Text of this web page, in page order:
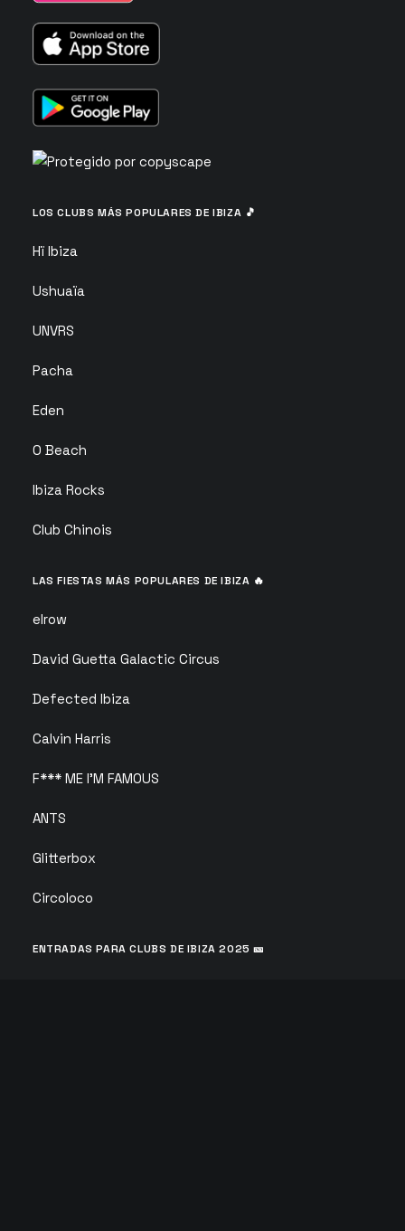
LOS CLUBS MÁS POPULARES DE IBIZA 🎵
Hï Ibiza
Ushuaïa
UNVRS
Pacha
Eden
O Beach
Ibiza Rocks
Club Chinois
LAS FIESTAS MÁS POPULARES DE IBIZA 🔥
elrow
David Guetta Galactic Circus
Defected Ibiza
Calvin Harris
F*** ME I’M FAMOUS
ANTS
Glitterbox
Circoloco
ENTRADAS PARA CLUBS DE IBIZA 2025 🎫